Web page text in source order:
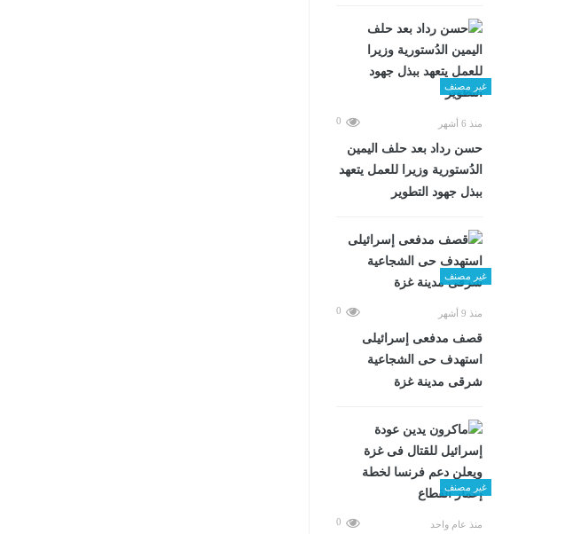
غير مصنف
منذ 6 أشهر 0
حسن رداد بعد حلف اليمين
الدُستورية وزيرا للعمل يتعهد
ببذل جهود التطوير
غير مصنف
منذ 9 أشهر 0
قصف مدفعى إسرائيلى
استهدف حى الشجاعية
شرقى مدينة غزة
غير مصنف
منذ عام واحد 0